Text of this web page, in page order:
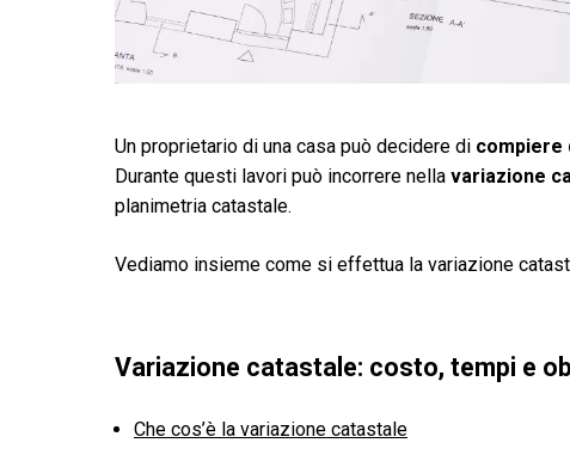
Un proprietario di una casa può decidere di compiere
Durante questi lavori può incorrere nella variazione
planimetria catastale.
Vediamo insieme come si effettua la variazione
Variazione catastale: costo, tempi e
Che cos’è la variazione catastale